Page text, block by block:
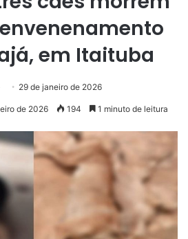
em Itaituba
29 de janeiro de 2026
de 2026 194 1 minuto de leitura